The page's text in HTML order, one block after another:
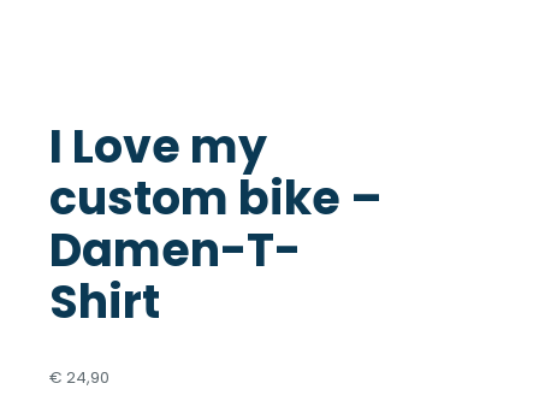
I Love my
custom bike –
Damen-T-
Shirt
€ 24,90